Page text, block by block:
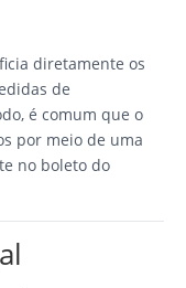
diretamente os
de
é comum que o
por meio de uma
no boleto do